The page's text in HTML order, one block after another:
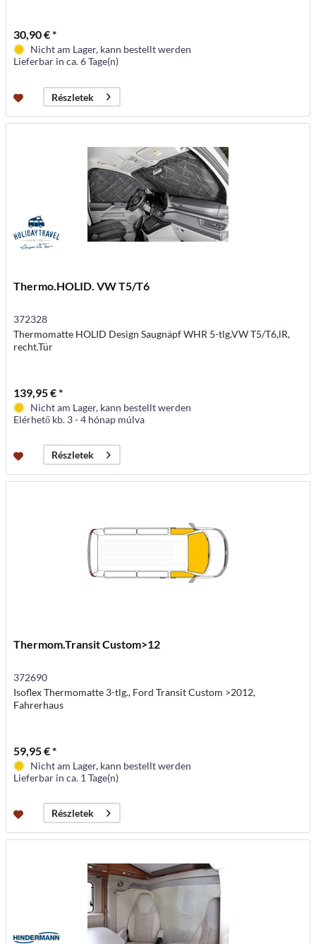
30,90 € *
Nicht am Lager, kann bestellt werden
Lieferbar in ca. 6 Tage(n)
Részletek
Thermo.HOLID. VW T5/T6
372328
Thermomatte HOLID Design Saugnäpf WHR 5-tlg.VW T5/T6,lR,
recht.Tür
139,95 € *
Nicht am Lager, kann bestellt werden
Elérhető kb. 3 - 4 hónap múlva
Részletek
Thermom.Transit Custom>12
372690
Isoflex Thermomatte 3-tlg., Ford Transit Custom >2012,
Fahrerhaus
59,95 € *
Nicht am Lager, kann bestellt werden
Lieferbar in ca. 1 Tage(n)
Részletek